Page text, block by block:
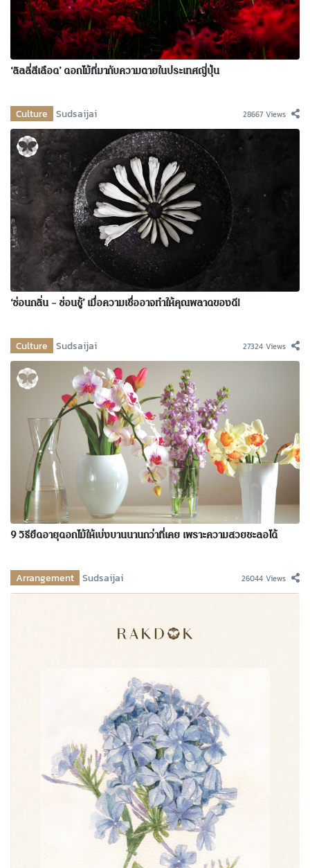
‘ลิลลี่สีเลือด’ ดอกไม้ที่มากับความตายในประเทศญี่ปุ่น
Culture Sudsaijai 28667 Views
‘ซ่อนกลิ่น – ซ่อนชู้’ เมื่อความเชื่ออาจทำให้คุณพลาดของดี!
Culture Sudsaijai 27324 Views
9 วิธียืดอายุดอกไม้ให้เบ่งบานนานกว่าที่เคย เพราะความสวยชะลอได้
Arrangement Sudsaijai 26044 Views